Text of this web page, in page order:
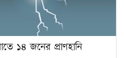
১৪ জনের প্রাণহানি